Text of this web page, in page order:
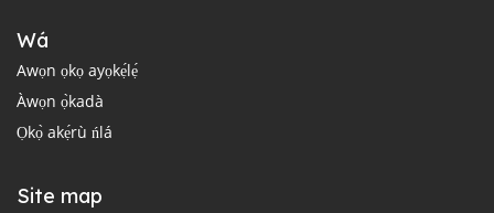
Wá
Awọn ọkọ ayọkẹ́lẹ́
Àwọn ọ̀kadà
Ọkọ̀ akẹ́rù ńlá
Site map